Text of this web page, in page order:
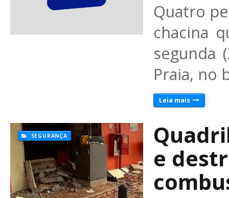
Quatro
chacina
segunda
Praia, no
Leia mais
SEGURANÇA
e